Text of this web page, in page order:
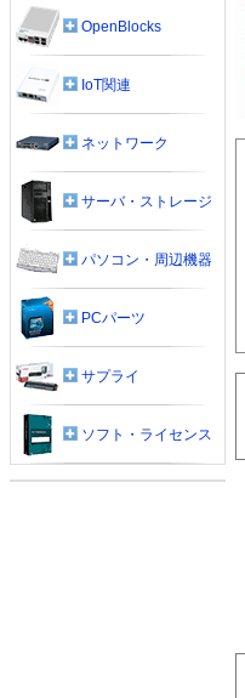
OpenBlocks
IoT関連
ネットワーク
サーバ・ストレージ
パソコン・周辺機器
PCパーツ
サプライ
ソフト・ライセンス